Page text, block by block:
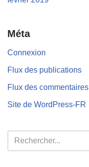
Méta
Connexion
Flux des publications
Flux des commentaires
Site de WordPress-FR